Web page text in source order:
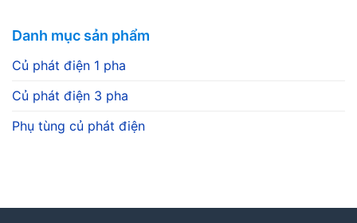
Danh mục sản phẩm
Củ phát điện 1 pha
Củ phát điện 3 pha
Phụ tùng củ phát điện